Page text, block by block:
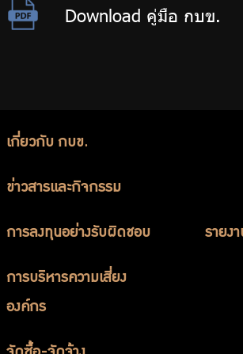
Download คู่มือ กบข.
เกี่ยวกับ กบข.
ข่าวสารและกิจกรรม
การลงทุนอย่างรับผิดชอบ รายง
การบริหารความเสี่ยง
องค์กร